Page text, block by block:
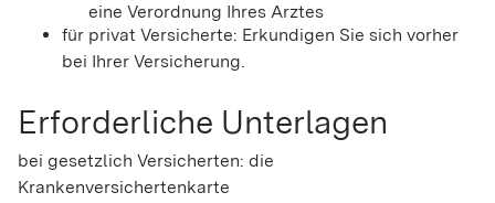
eine Verordnung Ihres Arztes
für privat Versicherte: Erkundigen Sie sich vorher
bei Ihrer Versicherung.
Erforderliche Unterlagen
bei gesetzlich Versicherten: die
Krankenversichertenkarte